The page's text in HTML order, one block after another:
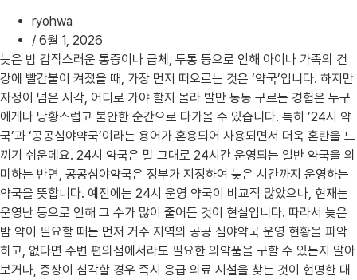
ryohwa
/ 6월 1, 2026
늦은 밤 갑작스러운 통증이나 급체, 두통 등으로 인해 아이나 가족의 건
강에 빨간불이 켜졌을 때, 가장 먼저 떠오르는 것은 ‘약국’입니다. 하지만
자정이 넘은 시각, 어디로 가야 할지 몰라 발만 동동 구르는 경험은 누구
에게나 당황스럽고 불안한 순간으로 다가올 수 있습니다. 특히 ’24시 약
국’과 ‘공공심야약국’이라는 용어가 혼용되어 사용되면서 더욱 혼란을 느
끼기 쉬운데요. 24시 약국은 말 그대로 24시간 운영되는 일반 약국을 의
미하는 반면, 공공심야약국은 정부가 지정하여 늦은 시간까지 운영하는
약국을 뜻합니다. 예전에는 24시 운영 약국이 비교적 많았으나, 현재는
운영난 등으로 인해 그 수가 많이 줄어든 것이 현실입니다. 따라서 늦은
밤 약이 필요할 때는 먼저 거주 지역의 공공 심야약국 운영 현황을 파악
하고, 없다면 주변 편의점에서라도 필요한 의약품을 구할 수 있는지 알아
보거나, 증상이 심각할 경우 즉시 응급 의료 시설을 찾는 것이 현명한 대